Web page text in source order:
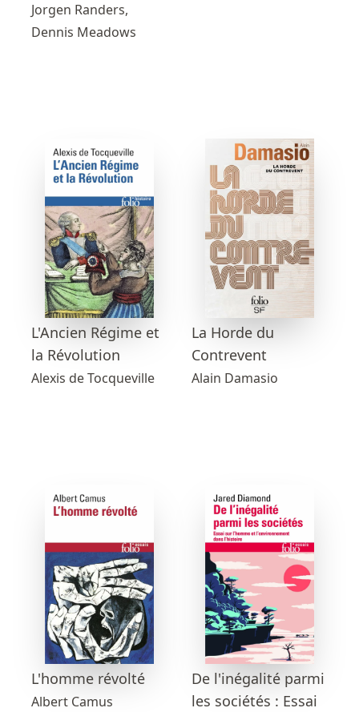
Jorgen Randers,
Dennis Meadows
L'Ancien Régime et
la Révolution
Alexis de Tocqueville
La Horde du
Contrevent
Alain Damasio
L'homme révolté
Albert Camus
De l'inégalité parmi
les sociétés : Essai